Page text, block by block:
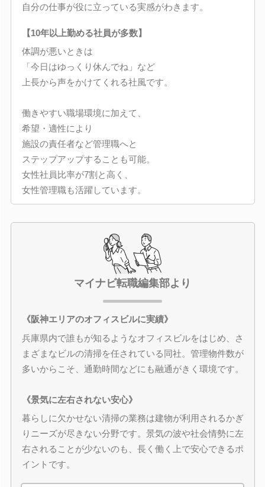
自分の仕事が役に立っている実感がわきます。
【10年以上勤める社員が多数】
体調が悪いときは
「今日はゆっくり休んでね」など
上長から声をかけてくれる社風です。
働きやすい職場環境に加えて、
希望・適性により
施設の責任者など管理職へと
ステップアップすることも可能。
女性社員比率が7割と高く、
女性管理職も活躍しています。
マイナビ転職編集部より
《阪神エリアのオフィスビルに実績》
兵庫県内で誰もが知るようなオフィスビルをはじめ、さ
まざまなビルの清掃を任されている同社。管理物件数が
多いからこそ、通勤時間などにも融通がきく環境です。
《景気に左右されない安心》
暮らしに欠かせない清掃の業務は建物が利用されるかぎ
りニーズが尽きない分野です。景気の波や社会情勢に左
右されることが少ないのも、長く働く上で安心できるポ
イントです。